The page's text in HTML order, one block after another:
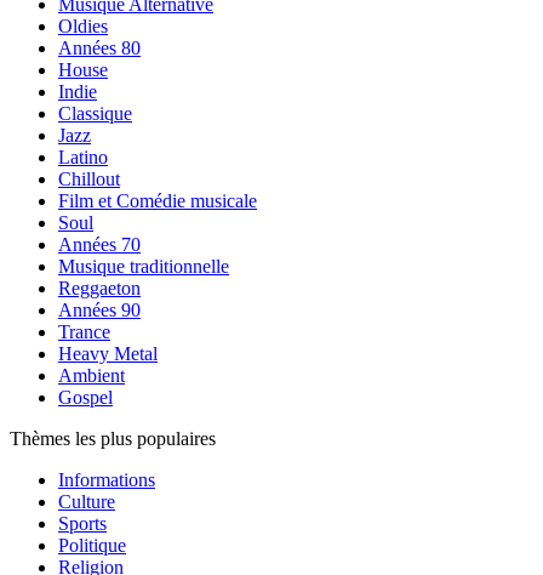
Musique Alternative
Oldies
Années 80
House
Indie
Classique
Jazz
Latino
Chillout
Film et Comédie musicale
Soul
Années 70
Musique traditionnelle
Reggaeton
Années 90
Trance
Heavy Metal
Ambient
Gospel
Thèmes les plus populaires
Informations
Culture
Sports
Politique
Religion